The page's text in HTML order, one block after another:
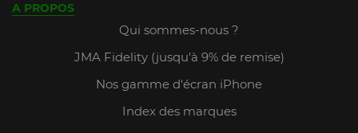
A PROPOS
Qui sommes-nous ?
JMA Fidelity (jusqu'à 9% de remise)
Nos gamme d'écran iPhone
Index des marques